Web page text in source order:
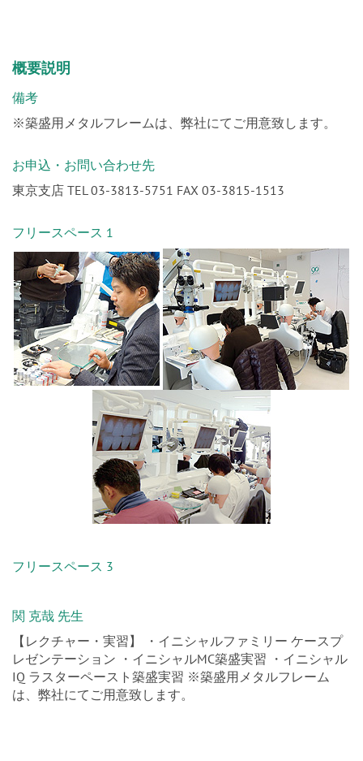
概要説明
備考
※築盛用メタルフレームは、弊社にてご用意致します。
お申込・お問い合わせ先
東京支店 TEL 03-3813-5751 FAX 03-3815-1513
フリースペース 1
フリースペース 3
関 克哉 先生
【レクチャー・実習】 ・イニシャルファミリー ケースプ
レゼンテーション ・イニシャルMC築盛実習 ・イニシャル
IQ ラスターペースト築盛実習 ※築盛用メタルフレーム
は、弊社にてご用意致します。